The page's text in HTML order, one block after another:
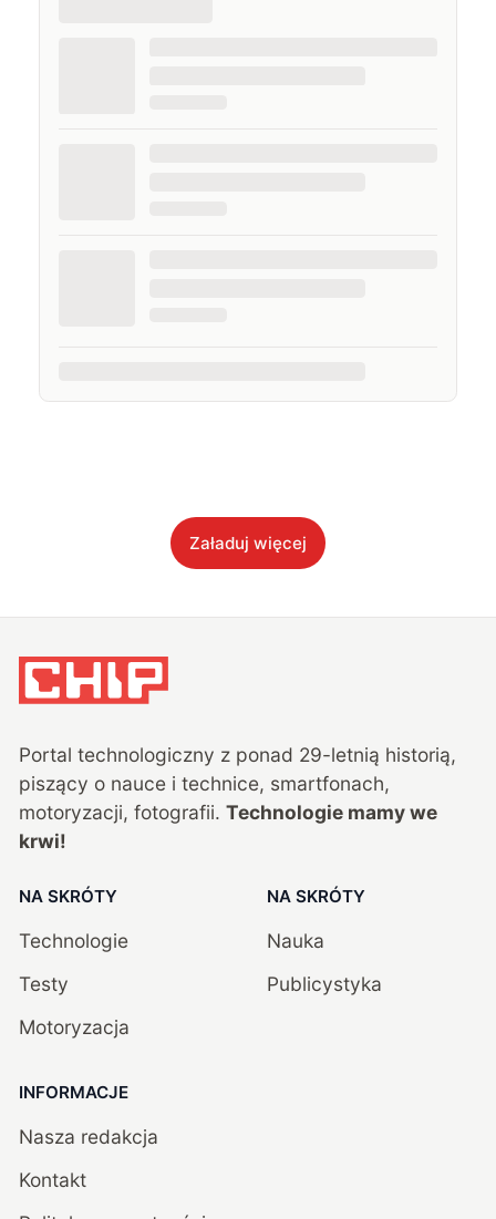
Załaduj więcej
Portal technologiczny z ponad 29-letnią historią,
piszący o nauce i technice, smartfonach,
motoryzacji, fotografii. Technologie mamy we
krwi!
NA SKRÓTY
Technologie
Testy
Motoryzacja
NA SKRÓTY
Nauka
Publicystyka
INFORMACJE
Nasza redakcja
Kontakt